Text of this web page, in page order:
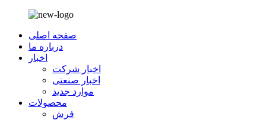
صفحه اصلی
درباره ما
اخبار
اخبار شرکت
اخبار صنعتی
موارد جدید
محصولات
فرش